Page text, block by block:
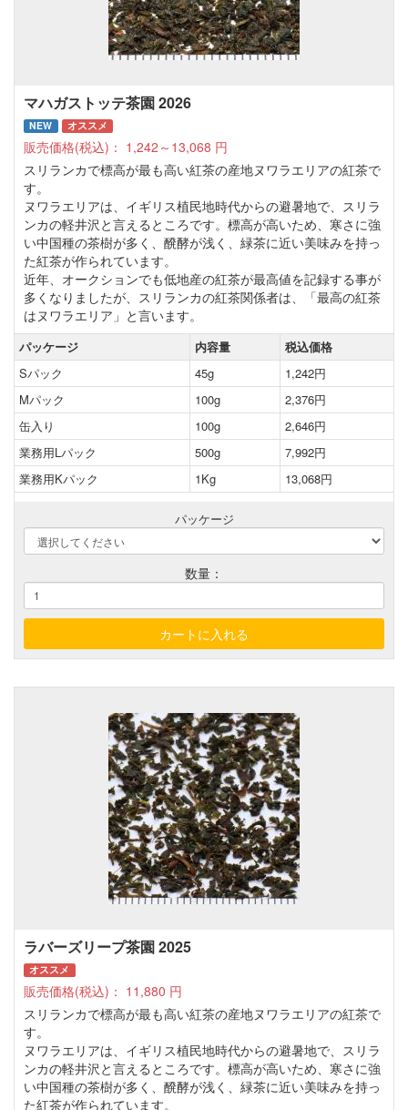
マハガストッテ茶園 2026
NEW オススメ
販売価格(税込)： 1,242～13,068 円
スリランカで標高が最も高い紅茶の産地ヌワラエリアの紅茶で
す。
ヌワラエリアは、イギリス植民地時代からの避暑地で、スリラ
ンカの軽井沢と言えるところです。標高が高いため、寒さに強
い中国種の茶樹が多く、醗酵が浅く、緑茶に近い美味みを持っ
た紅茶が作られています。
近年、オークションでも低地産の紅茶が最高値を記録する事が
多くなりましたが、スリランカの紅茶関係者は、「最高の紅茶
はヌワラエリア」と言います。
パッケージ 内容量
税込価格
Sパック
45g
1,242円
Mパック
100g
2,376円
缶入り
100g
2,646円
業務用Lパック
500g
7,992円
業務用Kパック
1Kg 13,068円
パッケージ
数量：
ラバーズリープ茶園 2025
オススメ
販売価格(税込)： 11,880 円
スリランカで標高が最も高い紅茶の産地ヌワラエリアの紅茶で
す。
ヌワラエリアは、イギリス植民地時代からの避暑地で、スリラ
ンカの軽井沢と言えるところです。標高が高いため、寒さに強
い中国種の茶樹が多く、醗酵が浅く、緑茶に近い美味みを持っ
た紅茶が作られています。